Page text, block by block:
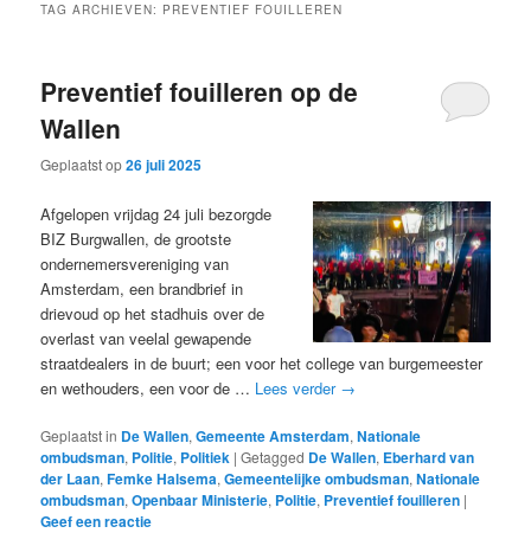
TAG ARCHIEVEN: PREVENTIEF FOUILLEREN
Preventief fouilleren op de
Wallen
Geplaatst op26 juli 2025
Afgelopen vrijdag 24 juli bezorgde
BIZ Burgwallen, de grootste
ondernemersvereniging van
Amsterdam, een brandbrief in
drievoud op het stadhuis over de
overlast van veelal gewapende
straatdealers in de buurt; een voor het college van burgemeester
en wethouders, een voor de … Lees verder →
Geplaatst in De Wallen,Gemeente Amsterdam,Nationale
ombudsman, Politie, Politiek |Getagged De Wallen, Eberhard van
der Laan,Femke Halsema,Gemeentelijke ombudsman,Nationale
ombudsman,Openbaar Ministerie, Politie, Preventief fouilleren |
Geef een reactie